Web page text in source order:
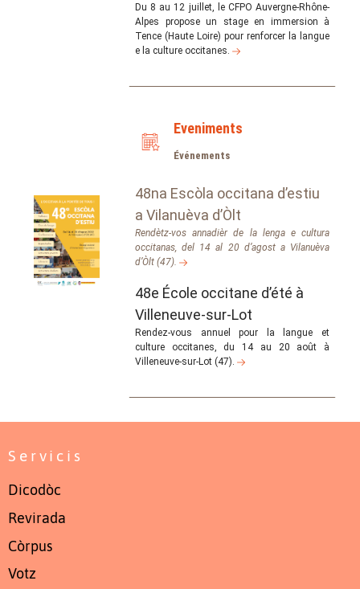
Du 8 au 12 juillet, le CFPO Auvergne-Rhône-
Alpes propose un stage en immersion à
Tence (Haute Loire) pour renforcer la langue
e la culture occitanes.
Eveniments
Événements
48na Escòla occitana d’estiu
a Vilanuèva d’Òlt
Rendètz-vos annadièr de la lenga e cultura
occitanas, del 14 al 20 d’agost a Vilanuèva
d’Òlt (47).
48e École occitane d’été à
Villeneuve-sur-Lot
Rendez-vous annuel pour la langue et
culture occitanes, du 14 au 20 août à
Villeneuve-sur-Lot (47).
Servicis
Dicodòc
Revirada
Còrpus
Votz